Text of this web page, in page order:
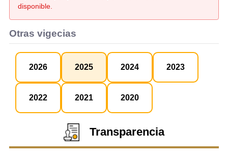
disponible.
Otras vigecias
2026 2025 2024 2023
2022 2021 2020
Transparencia